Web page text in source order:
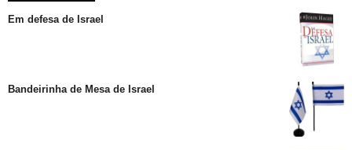
Em defesa de Israel
Bandeirinha de Mesa de Israel